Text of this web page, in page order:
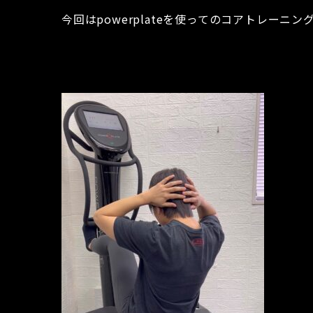
今回はpowerplateを使ってのコアトレーニン